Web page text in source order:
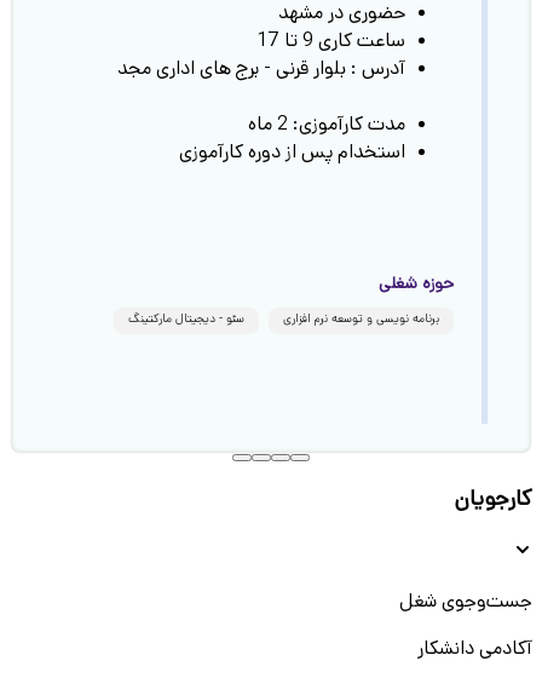
حضوری در مشهد
ساعت کاری 9 تا 17
آدرس : بلوار قرنی - برج های اداری مجد
مدت کارآموزی: 2 ماه
استخدام پس از دوره کارآموزی
حوزه شغلی
برنامه نویسی و توسعه نرم افزاری سئو - دیجیتال مارکتینگ
کارجویان
جست‌و‌جوی شغل
آکادمی دانشکار